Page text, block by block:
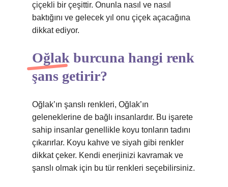
çiçekli bir çeşittir. Onunla nasıl ve nasıl
baktığını ve gelecek yıl onu çiçek açacağına
dikkat ediyor.
Oğlak burcuna hangi renk
şans getirir?
Oğlak’ın şanslı renkleri, Oğlak’ın
geleneklerine de bağlı insanlardır. Bu işarete
sahip insanlar genellikle koyu tonların tadını
çıkarırlar. Koyu kahve ve siyah gibi renkler
dikkat çeker. Kendi enerjinizi kavramak ve
şanslı olmak için bu tür renkleri seçebilirsiniz.